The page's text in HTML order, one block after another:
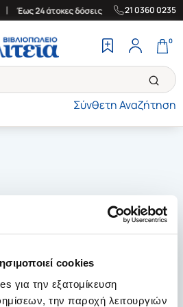
cookies
για την εξατομίκευση
την παροχή λειτουργιών
Έως 24 άτοκες δόσεις | Δωρεάν
21 0360 0235
Σύνθετη Αναζήτηση
0